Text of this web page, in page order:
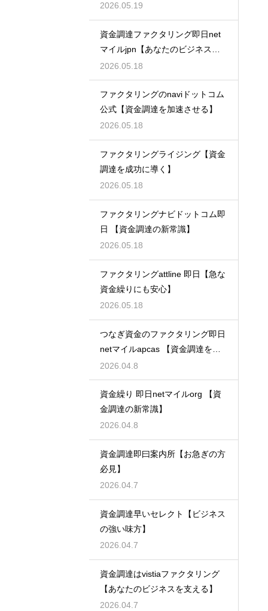
2026.05.19
資金調達ファクタリング即日net
マイルjpn【あなたのビジネスを
支える】
2026.05.18
ファクタリングのnaviドットコム
公式【資金調達を加速させる】
2026.05.18
ファクタリングライジング【資金
調達を成功に導く】
2026.05.18
ファクタリングナビドットコム即
日 【資金調達の新常識】
2026.05.18
ファクタリングattline 即日【急な
資金繰りにも安心】
2026.05.18
つなぎ資金のファクタリング即日
netマイルapcas 【資金調達を加
速させる】
2026.04.8
資金繰り 即日netマイルorg 【資
金調達の新常識】
2026.04.8
資金調達即曰案内所【お急ぎの方
必見】
2026.04.7
資金調達早いセレクト【ビジネス
の強い味方】
2026.04.7
資金調達はvistiaファクタリング
【あなたのビジネスを支える】
2026.04.7